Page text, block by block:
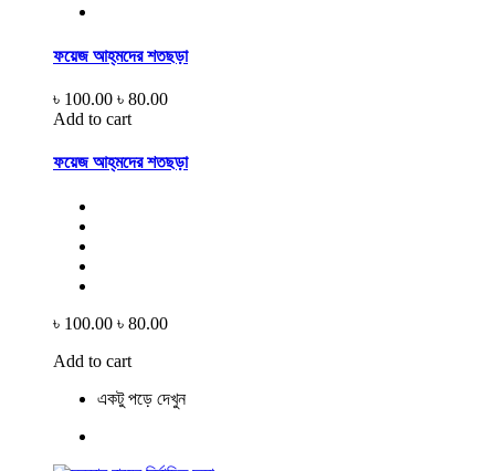
ফয়েজ আহ্‌মদের শতছড়া
৳ 100.00 ৳ 80.00
Add to cart
ফয়েজ আহ্‌মদের শতছড়া
৳ 100.00 ৳ 80.00
Add to cart
একটু পড়ে দেখুন